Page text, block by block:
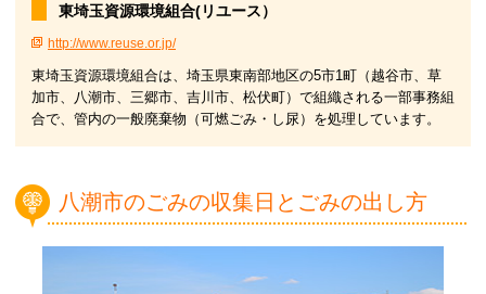
東埼玉資源環境組合(リユース）
http://www.reuse.or.jp/
東埼玉資源環境組合は、埼玉県東南部地区の5市1町（越谷市、草
加市、八潮市、三郷市、吉川市、松伏町）で組織される一部事務組
合で、管内の一般廃棄物（可燃ごみ・し尿）を処理しています。
八潮市のごみの収集日とごみの出し方